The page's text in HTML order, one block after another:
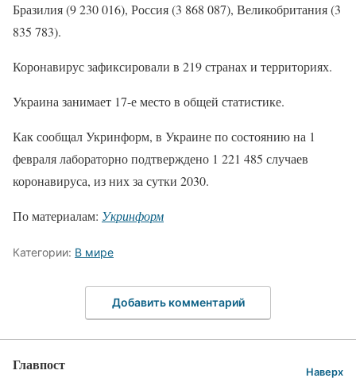
Бразилия (9 230 016), Россия (3 868 087), Великобритания (3
835 783).
Коронавирус зафиксировали в 219 странах и территориях.
Украина занимает 17-е место в общей статистике.
Как сообщал Укринформ, в Украине по состоянию на 1
февраля лабораторно подтверждено 1 221 485 случаев
коронавируса, из них за сутки 2030.
По материалам: Укринформ
Категории: В мире
Добавить комментарий
Главпост Наверх